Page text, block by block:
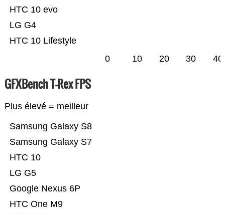
HTC 10 Lifestyle
LG G4
HTC 10 evo
0 10 20 30 40
GFXBench T-Rex FPS
Plus élevé = meilleur
HTC One M9
Google Nexus 6P
LG G5
HTC 10
Samsung Galaxy S7
Samsung Galaxy S8